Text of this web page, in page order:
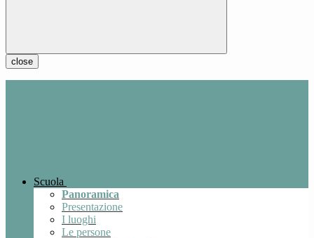
close
Scuola
Panoramica
Presentazione
I luoghi
Le persone